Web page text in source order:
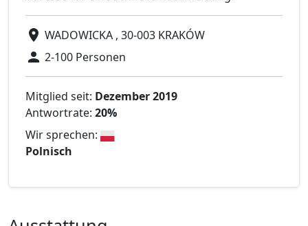
WADOWICKA , 30-003 KRAKÓW
2-100 Personen
Mitglied seit: Dezember 2019
Antwortrate: 20%
Wir sprechen:
Polnisch